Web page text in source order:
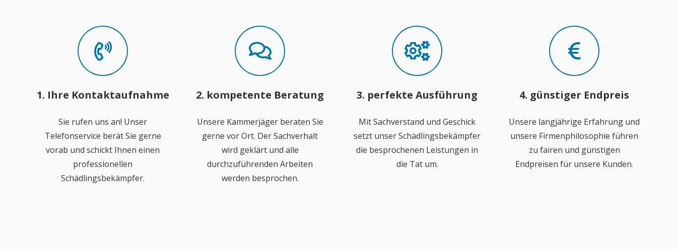
1. Ihre Kontaktaufnahme
Sie rufen uns an! Unser
Telefonservice berät Sie gerne
vorab und schickt Ihnen einen
professionellen
Schädlingsbekämpfer.
2. kompetente Beratung
Unsere Kammerjäger beraten Sie
gerne vor Ort. Der Sachverhalt
wird geklärt und alle
durchzuführenden Arbeiten
werden besprochen.
3. perfekte Ausführung
Mit Sachverstand und Geschick
setzt unser Schädlingsbekämpfer
die besprochenen Leistungen in
die Tat um.
4. günstiger Endpreis
Unsere langjährige Erfahrung und
unsere Firmenphilosophie führen
zu fairen und günstigen
Endpreisen für unsere Kunden.